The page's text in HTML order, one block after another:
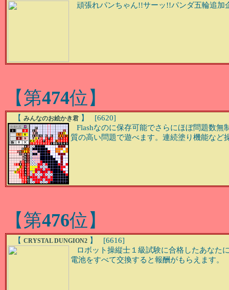
頑張れパンちゃん!!サーッ!!パンダ五輪追加
【第474位】
【 みんなのお絵かき君 】 [6620]
Flashなのに保存可能でさらにほぼ問題数無
質の高い問題で遊べます。連続塗り機能など
【第476位】
【 CRYSTAL DUNGION2 】 [6616]
ロボット操縦士１級試験に合格したあなた
電池をすべて交換すると報酬がもらえます。